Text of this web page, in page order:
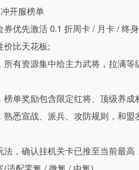
玩” 的核心体验，全方位降低玩
将碎片，上线即可一键收割全部收
荡均支持一键完成，全额领取对
能轻松跟上大部队进度，稳步提
开服榜单
券优先激活 0.1 折周卡 / 月卡 / 终
价比天花板;
有资源集中给主力武将，拉满
单奖励包含限定红将、顶级养
熟悉宣战、派兵、攻防规则，和
，确认挂机关卡已推至当前最高